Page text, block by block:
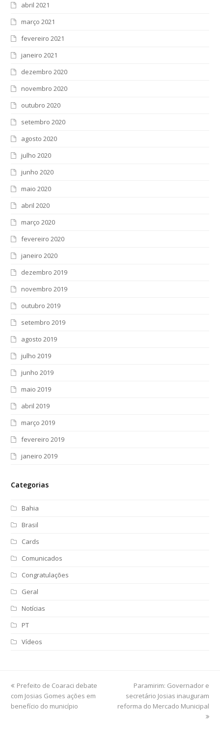
abril 2021
março 2021
fevereiro 2021
janeiro 2021
dezembro 2020
novembro 2020
outubro 2020
setembro 2020
agosto 2020
julho 2020
junho 2020
maio 2020
abril 2020
março 2020
fevereiro 2020
janeiro 2020
dezembro 2019
novembro 2019
outubro 2019
setembro 2019
agosto 2019
julho 2019
junho 2019
maio 2019
abril 2019
março 2019
fevereiro 2019
janeiro 2019
Categorias
Bahia
Brasil
Cards
Comunicados
Congratulações
Geral
Notícias
PT
Vídeos
previous
post:
Prefeito de Coaraci debate
com Josias Gomes ações em
benefício do município
next
post:
Paramirim: Governador e
secretário Josias inauguram
reforma do Mercado Municipal